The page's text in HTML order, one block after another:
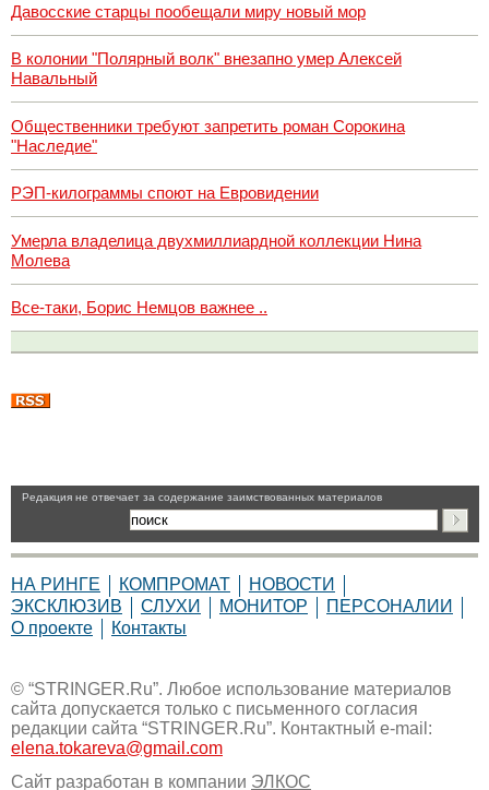
Давосские старцы пообещали миру новый мор
В колонии "Полярный волк" внезапно умер Алексей
Навальный
Общественники требуют запретить роман Сорокина
"Наследие"
РЭП-килограммы споют на Евровидении
Умерла владелица двухмиллиардной коллекции Нина
Молева
Все-таки, Борис Немцов важнее ..
Pедакция не отвечает за содержание заимствованных материалов
НА РИНГЕ КОМПРОМАТ
НОВОСТИ
ЭКСКЛЮЗИВ
СЛУХИ МОНИТОР
ПЕРСОНАЛИИ
О проекте
Контакты
© “STRINGER.Ru”. Любое использование материалов
сайта допускается только с письменного согласия
редакции сайта “STRINGER.Ru”. Контактный e-mail:
elena.tokareva@gmail.com
Сайт разработан в компании ЭЛКОС